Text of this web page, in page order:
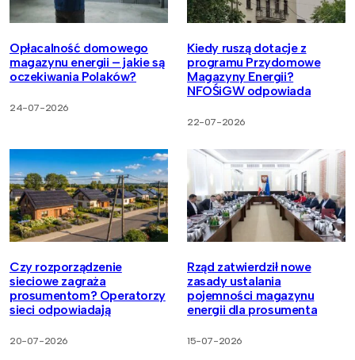
Opłacalność domowego
magazynu energii – jakie są
oczekiwania Polaków?
24-07-2026
Kiedy ruszą dotacje z
programu Przydomowe
Magazyny Energii?
NFOŚiGW odpowiada
22-07-2026
Czy rozporządzenie
sieciowe zagraża
prosumentom? Operatorzy
sieci odpowiadają
20-07-2026
Rząd zatwierdził nowe
zasady ustalania
pojemności magazynu
energii dla prosumenta
15-07-2026